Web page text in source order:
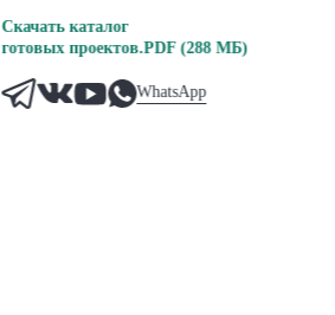
Скачать каталог
готовых проектов.PDF (288 МБ)
WhatsApp